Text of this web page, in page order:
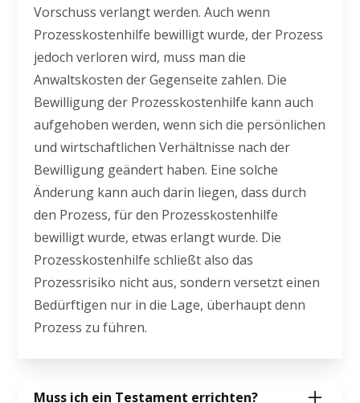
Vorschuss verlangt werden. Auch wenn
Prozesskostenhilfe bewilligt wurde, der Prozess
jedoch verloren wird, muss man die
Anwaltskosten der Gegenseite zahlen. Die
Bewilligung der Prozesskostenhilfe kann auch
aufgehoben werden, wenn sich die persönlichen
und wirtschaftlichen Verhältnisse nach der
Bewilligung geändert haben. Eine solche
Änderung kann auch darin liegen, dass durch
den Prozess, für den Prozesskostenhilfe
bewilligt wurde, etwas erlangt wurde. Die
Prozesskostenhilfe schließt also das
Prozessrisiko nicht aus, sondern versetzt einen
Bedürftigen nur in die Lage, überhaupt denn
Prozess zu führen.
Muss ich ein Testament errichten?